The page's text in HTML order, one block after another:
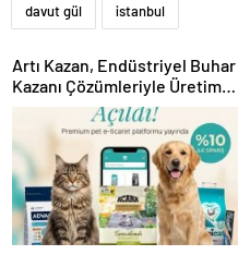
davut gül istanbul
Artı Kazan, Endüstriyel Buhar
Kazanı Çözümleriyle Üretim
Tesislerine Verimli Sistemler
Sunuyor